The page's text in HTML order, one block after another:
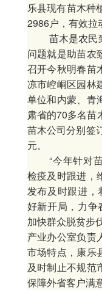
乐县现有苗木种
2986户，有效拉
苗木是农民
问题就是助苗农
召开今秋明春苗
凉市崆峒区园林
单位和内蒙、青
肃省的70多名苗
苗木公司分别签
元。
“今年针对
检疫及时跟进，
发布及时跟进，
好新开局，力争
加快群众脱贫步
产业办公室负责
市场特点，康乐
及时制止不规范
保障外省客户满